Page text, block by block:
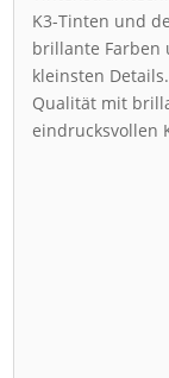
K3-Tinten und
brillante Farben
kleinsten
Qualität mit
eindrucksvollen